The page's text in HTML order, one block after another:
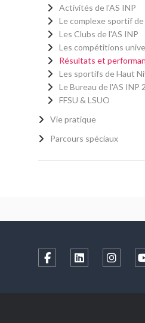
Activités de l'AS INP
Le complexe sportif de
Les Clubs de l'AS INP
Les compétitions
Résultats et
Les sportifs de Haut
Le Bureau de l'AS INP
FFSU & LSUO
Vie pratique
Parcours spéciaux